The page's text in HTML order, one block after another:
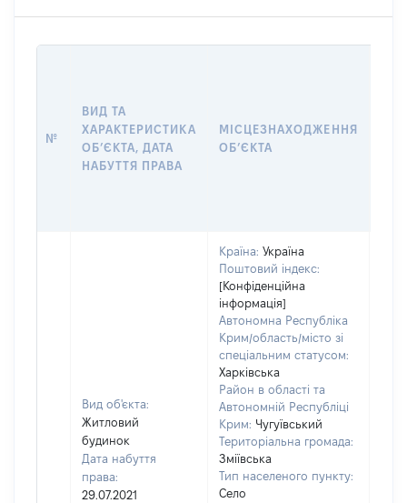
№
ВИД ТА
ХАРАКТЕРИСТИКА
ОБʼЄКТА, ДАТА
НАБУТТЯ ПРАВА
МІСЦЕЗНАХОДЖЕННЯ
ОБʼЄКТА
Вид об'єкта:
Житловий
будинок
Дата набуття
права:
29.07.2021
Країна: Україна
Поштовий індекс:
[Конфіденційна
інформація]
Автономна Республіка
Крим/область/місто зі
спеціальним статусом:
Харківська
Район в області та
Автономній Республіці
Крим: Чугуївський
Територіальна громада:
Зміївська
Тип населеного пункту:
Село